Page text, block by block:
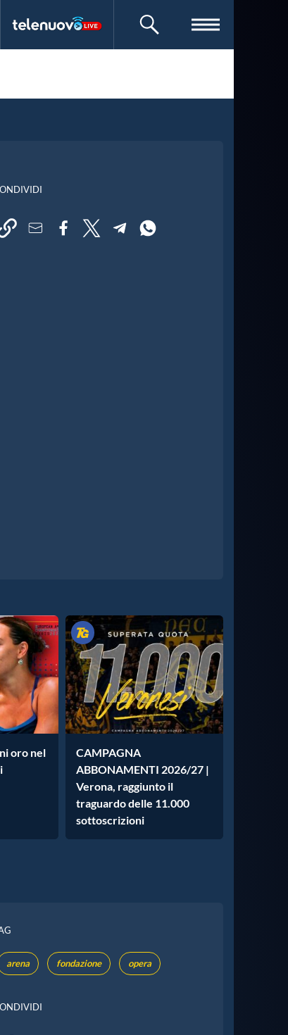
CERCA
oro nel
CAMPAGNA
ABBONAMENTI 2026/27 |
Verona, raggiunto il
traguardo delle 11.000
sottoscrizioni
arena fondazione opera